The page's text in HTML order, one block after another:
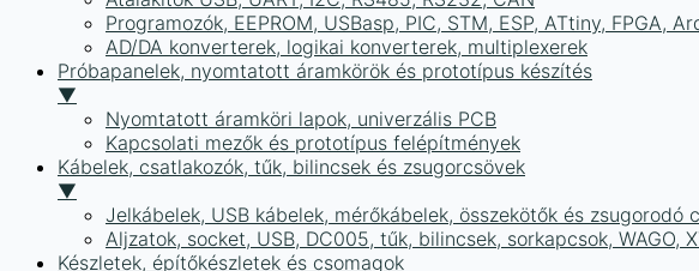
Programozók, EEPROM, USBasp, PIC, STM, ESP, ATtiny, FPGA,
AD/DA konverterek, logikai konverterek, multiplexerek
Próbapanelek, nyomtatott áramkörök és prototípus készítés
▼
Nyomtatott áramköri lapok, univerzális PCB
Kapcsolati mezők és prototípus felépítmények
Kábelek, csatlakozók, tűk, bilincsek és zsugorcsövek
▼
Jelkábelek, USB kábelek, mérőkábelek, összekötők és zsugorodó
Aljzatok, socket, USB, DC005, tűk, bilincsek, sorkapcsok, WAGO,
Készletek, építőkészletek és csomagok